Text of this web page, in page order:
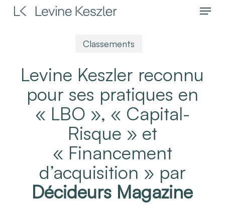
Skip
Menu
Classements
Levine Keszler reconnu
pour ses pratiques en
« LBO », « Capital-
Risque » et
« Financement
d’acquisition » par
Décideurs Magazine